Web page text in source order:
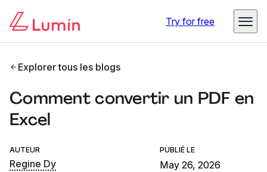
Try for free
Explorer tous les blogs
Comment convertir un PDF en
Excel
AUTEUR
Regine Dy
PUBLIÉ LE
May 26, 2026